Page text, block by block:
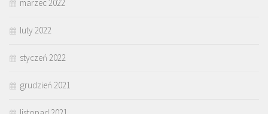
marzec 2022
luty 2022
styczeń 2022
grudzień 2021